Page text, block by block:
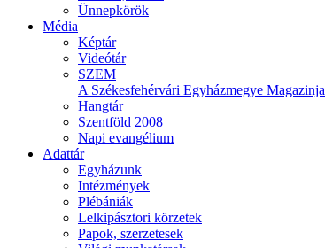
Ünnepkörök
Média
Képtár
Videótár
SZEM
A Székesfehérvári Egyházmegye Magazinja
Hangtár
Szentföld 2008
Napi evangélium
Adattár
Egyházunk
Intézmények
Plébániák
Lelkipásztori körzetek
Papok, szerzetesek